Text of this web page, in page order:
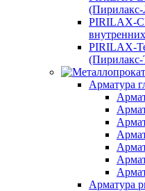
PIRILAX-
PIRILAX-
(Пирилакс-
Арматура
Арматура